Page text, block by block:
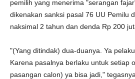
pemilih yang menerima "serangan
dikenakan sanksi pasal 76 UU Pemilu
naksimal 2 tahun dan denda Rp 200
"(Yang ditindak) dua-duanya. Ya
Karena pasalnya berlaku untuk setiap
pasangan calon) ya bisa jadi," tegasnya.